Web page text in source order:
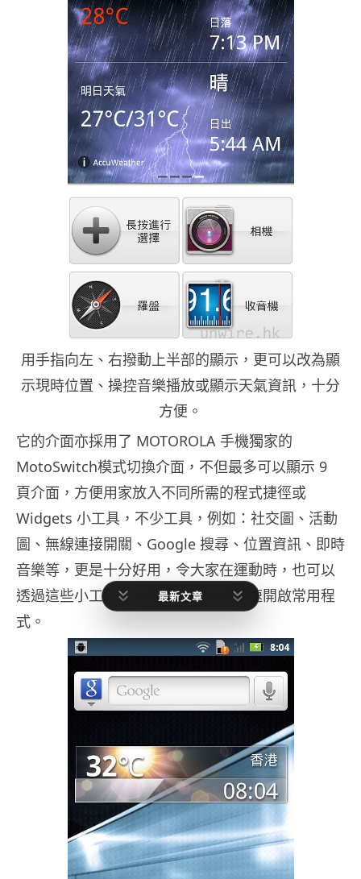
用手指向左、右撥動上半部的顯示，更可以改為顯
示現時位置、操控音樂播放或顯示天氣資訊，十分
方便。
它的介面亦採用了 MOTOROLA 手機獨家的
MotoSwitch模式切換介面，不但最多可以顯示 9
頁介面，方便用家放入不同所需的程式捷徑或
Widgets 小工具，不少工具，例如：社交圖、活動
圖、無線連接開關、Google 搜尋、位置資訊、即時
音樂等，更是十分好用，令大家在運動時，也可以
透過這些小工具，知道必要資訊或快速開啟常用程
式。
最新文章